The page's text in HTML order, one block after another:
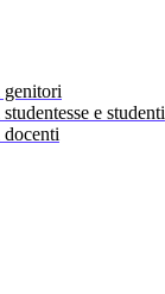
e studenti